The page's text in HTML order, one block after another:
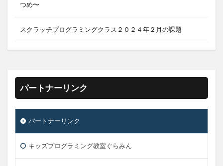
つめ〜
スクラッチプログラミングクラス２０２４年２月の課題
パートナーリンク
パートナーリンク
キッズプログラミング教室ぐらみん